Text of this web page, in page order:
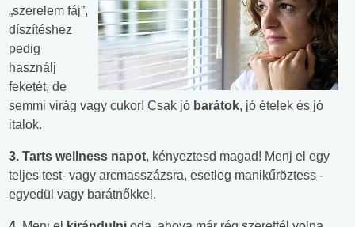
„szerelem fáj”,
díszítéshez
pedig
használj
feketét, de
semmi virág vagy cukor! Csak jó barátok, jó ételek és jó
italok.
3. Tarts wellness napot, kényeztesd magad! Menj el egy
teljes test- vagy arcmasszázsra, esetleg manikűröztess -
egyedül vagy barátnőkkel.